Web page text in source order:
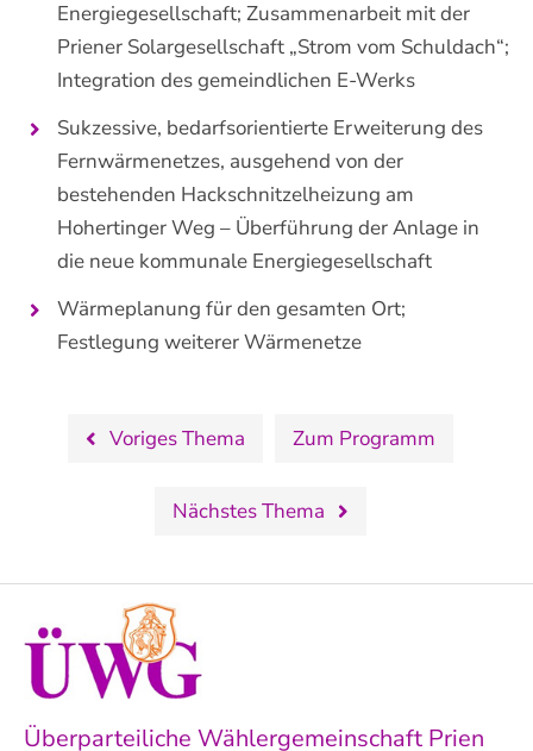
Energiegesellschaft; Zusammenarbeit mit der
Priener Solargesellschaft „Strom vom Schuldach“;
Integration des gemeindlichen E-Werks
Sukzessive, bedarfsorientierte Erweiterung des
Fernwärmenetzes, ausgehend von der
bestehenden Hackschnitzelheizung am
Hohertinger Weg – Überführung der Anlage in
die neue kommunale Energiegesellschaft
Wärmeplanung für den gesamten Ort;
Festlegung weiterer Wärmenetze
Voriges Thema Zum Programm
Nächstes Thema
Überparteiliche Wählergemeinschaft Prien